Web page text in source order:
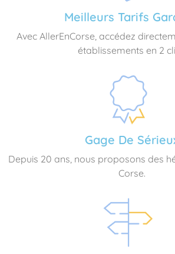
Meilleurs Tarifs
Avec AllerEnCorse, accédez
établissements en 2
Gage De
Depuis 20 ans, nous proposons des
Corse.